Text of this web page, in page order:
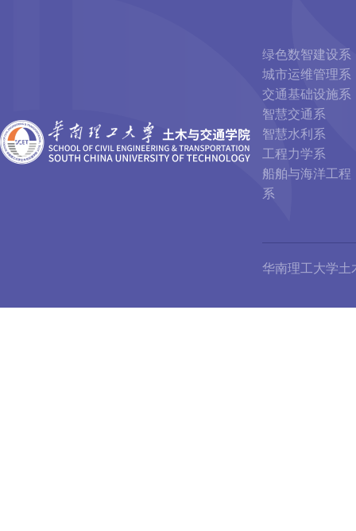
绿色数智建设系
城市运维管理系
交通基础设施系
智慧交通系
智慧水利系
工程力学系
船舶与海洋工程
系
华南理工大学土